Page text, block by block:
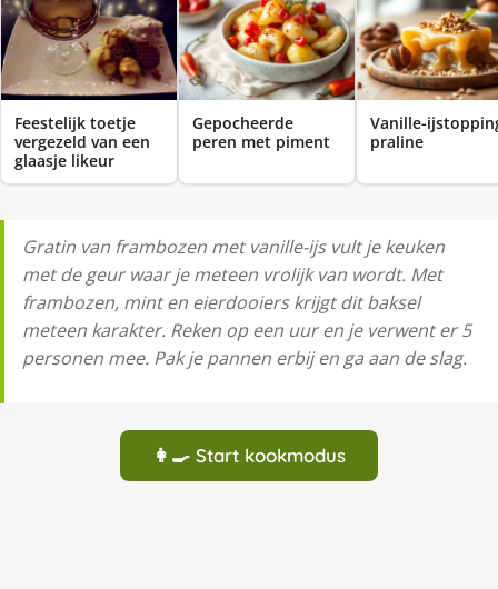
Feestelijk toetje
vergezeld van een
glaasje likeur
Gepocheerde
peren met piment
Va­nil­le-
pra­li­ne
Gratin van frambozen met vanille-ijs vult je keuken
met de geur waar je meteen vrolijk van wordt. Met
frambozen, mint en eierdooiers krijgt dit baksel
meteen karakter. Reken op een uur en je verwent er 5
personen mee. Pak je pannen erbij en ga aan de slag.
👩‍🍳 Start kookmodus